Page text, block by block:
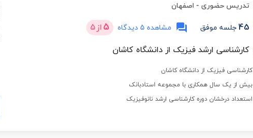
تدریس حضوری - اصفهان
45 جلسه موفق مشاهده 5 دیدگاه 5 از 5
کارشناسی ارشد فیزیک از دانشگاه کاشان
کارشناسی فیزیک از دانشگاه کاشان
بیش از یک سال همکاری با مجموعه استادبانک
استعداد درخشان دوره کارشناسی ارشد نانوفیزیک